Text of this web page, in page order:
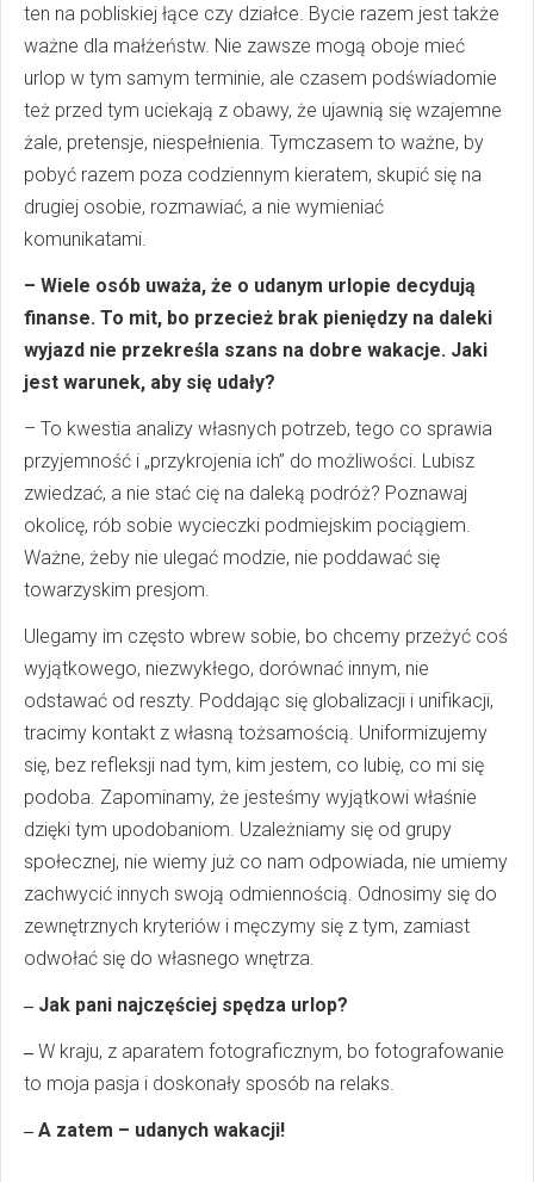
ten na pobliskiej łące czy działce. Bycie razem jest także
ważne dla małżeństw. Nie zawsze mogą oboje mieć
urlop w tym samym terminie, ale czasem podświadomie
też przed tym uciekają z obawy, że ujawnią się wzajemne
żale, pretensje, niespełnienia. Tymczasem to ważne, by
pobyć razem poza codziennym kieratem, skupić się na
drugiej osobie, rozmawiać, a nie wymieniać
komunikatami.
– Wiele osób uważa, że o udanym urlopie decydują
finanse. To mit, bo przecież brak pieniędzy na daleki
wyjazd nie przekreśla szans na dobre wakacje. Jaki
jest warunek, aby się udały?
– To kwestia analizy własnych potrzeb, tego co sprawia
przyjemność i „przykrojenia ich” do możliwości. Lubisz
zwiedzać, a nie stać cię na daleką podróż? Poznawaj
okolicę, rób sobie wycieczki podmiejskim pociągiem.
Ważne, żeby nie ulegać modzie, nie poddawać się
towarzyskim presjom.
Ulegamy im często wbrew sobie, bo chcemy przeżyć coś
wyjątkowego, niezwykłego, dorównać innym, nie
odstawać od reszty. Poddając się globalizacji i unifikacji,
tracimy kontakt z własną tożsamością. Uniformizujemy
się, bez refleksji nad tym, kim jestem, co lubię, co mi się
podoba. Zapominamy, że jesteśmy wyjątkowi właśnie
dzięki tym upodobaniom. Uzależniamy się od grupy
społecznej, nie wiemy już co nam odpowiada, nie umiemy
zachwycić innych swoją odmiennością. Odnosimy się do
zewnętrznych kryteriów i męczymy się z tym, zamiast
odwołać się do własnego wnętrza.
– Jak pani najczęściej spędza urlop?
– W kraju, z aparatem fotograficznym, bo fotografowanie
to moja pasja i doskonały sposób na relaks.
– A zatem – udanych wakacji!